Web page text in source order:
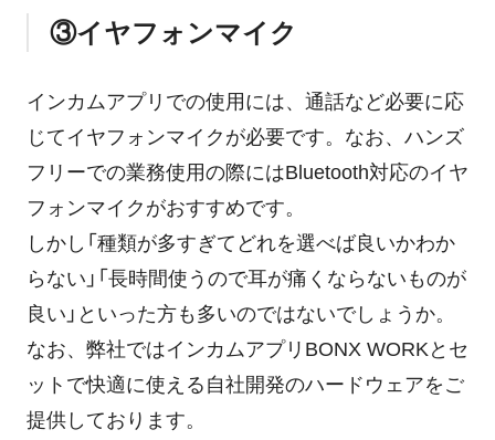
③イヤフォンマイク
インカムアプリでの使用には、通話など必要に応
じてイヤフォンマイクが必要です。なお、ハンズ
フリーでの業務使用の際にはBluetooth対応のイヤ
フォンマイクがおすすめです。
しかし「種類が多すぎてどれを選べば良いかわか
らない」「長時間使うので耳が痛くならないものが
良い」といった方も多いのではないでしょうか。
なお、弊社ではインカムアプリBONX WORKとセ
ットで快適に使える自社開発のハードウェアをご
提供しております。